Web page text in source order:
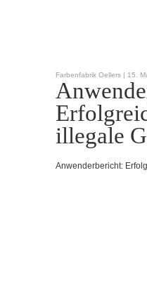
Farbenfabrik Oellers | 15.
illegale
Anwenderbericht: